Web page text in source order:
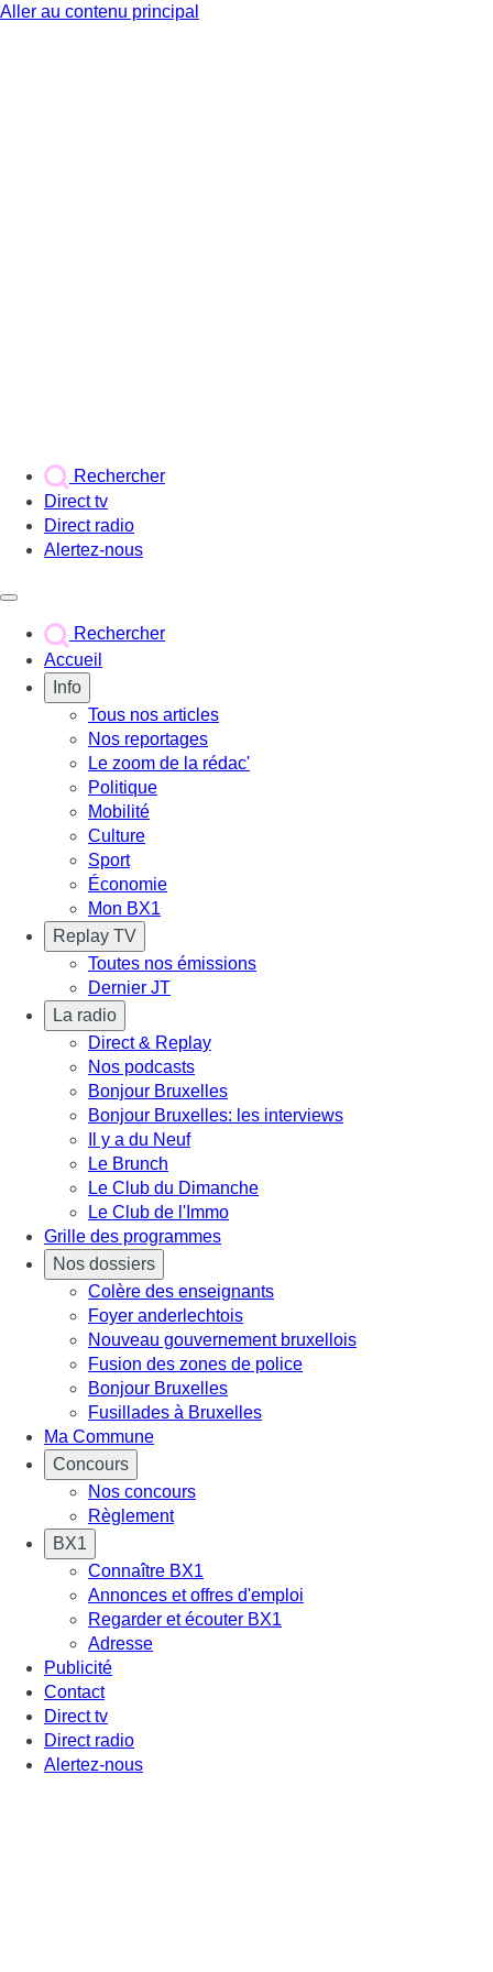
Aller au contenu principal
Rechercher
Direct tv
Direct radio
Alertez-nous
Rechercher
Accueil
Info
Tous nos articles
Nos reportages
Le zoom de la rédac'
Politique
Mobilité
Culture
Sport
Économie
Mon BX1
Replay TV
Toutes nos émissions
Dernier JT
La radio
Direct & Replay
Nos podcasts
Bonjour Bruxelles
Bonjour Bruxelles: les interviews
Il y a du Neuf
Le Brunch
Le Club du Dimanche
Le Club de l'Immo
Grille des programmes
Nos dossiers
Colère des enseignants
Foyer anderlechtois
Nouveau gouvernement bruxellois
Fusion des zones de police
Bonjour Bruxelles
Fusillades à Bruxelles
Ma Commune
Concours
Nos concours
Règlement
BX1
Connaître BX1
Annonces et offres d'emploi
Regarder et écouter BX1
Adresse
Publicité
Contact
Direct tv
Direct radio
Alertez-nous